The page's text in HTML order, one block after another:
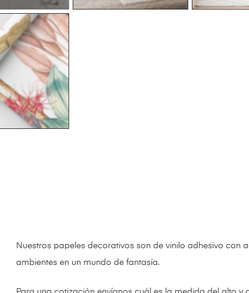
Nuestros papeles decorativos son de vinilo adhesivo con
ambientes en un mundo de fantasía.